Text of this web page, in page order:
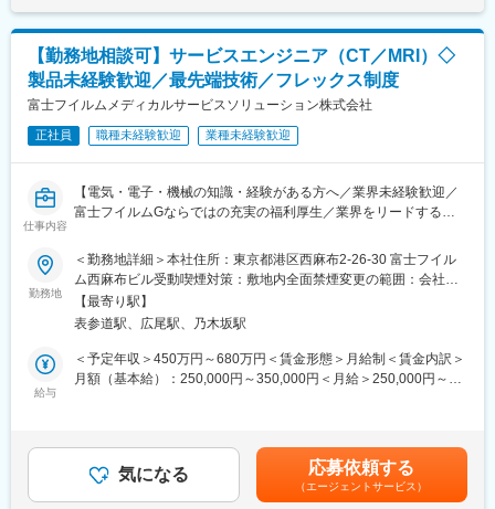
・購入希望者へのご案内・成約後フォロー
※1日の来場者は平均450名
※売込型ではなく「悩みを聞いて寄り添う」スタイルです
【取り扱う製品】
コスモヘルス社製の家庭用医療機器「プレセンス」
（特許取得／市場トップシェア／安全性や信頼性が認められた確
かな商品）
※50～60代のお客様に人気
※「あなたがいたから買った」と言われることが多い仕事です
【働き方】
全国出張（4～5ヶ月同じ会場）※3週間以上の長期休暇を年2回取
得可能です！
出張費・住居・光熱費はすべて会社負担
で安心です◎）
過去入社者：元スポーツ選手、自衛隊、不動産営業、トレーナ
ー、介護、看護師など
以上のイメージです。※社員の年収例：入社2年目930万円／入社3
年目1420万円賃金はあくまでも目安の金額であり、選考を通じて
上下する可能性があります。月給(月額)は固定手当を含めた表記で
す。
【勤務地相談可】サービスエンジニア（CT／MRI）◇
製品未経験歓迎／最先端技術／フレックス制度
富士フイルムメディカルサービスソリューション株式会社
正社員 職種未経験歓迎 業種未経験歓迎
仕事内容
【電気・電子・機械の知識・経験がある方へ／業界未経験歓迎／
富士フイルムGならではの充実の福利厚生／業界をリードするメ
■業務内容：
サービスエンジニアとして、医療機器の据付・保守・修理等を行
います。
作業だけではなく、お客様である医療機関の方々と的確なコミュ
ニケーション、迅速・誠実な対応を行うことで、信頼関係を構築
していきます。技術者としての知識・能力のみならず、コミュニ
■具体的な業務：
◇据付（搬入・組立・調整・取扱い説明）
勤務地
＜勤務地詳細＞本社住所：東京都港区西麻布2-26-30 富士フイル
ム西麻布ビル受動喫煙対策：敷地内全面禁煙変更の範囲：会社の
定める事業所
【最寄り駅】
表参道駅、広尾駅、乃木坂駅
給与
＜予定年収＞450万円～680万円＜賃金形態＞月給制＜賃金内訳＞
月額（基本給）：250,000円～350,000円＜月給＞250,000円～
り、選考を通じて上下する可能性があります。月給(月額)は固定手
当を含めた表記です。
気になる 応募依頼する
（エージェントサービス）